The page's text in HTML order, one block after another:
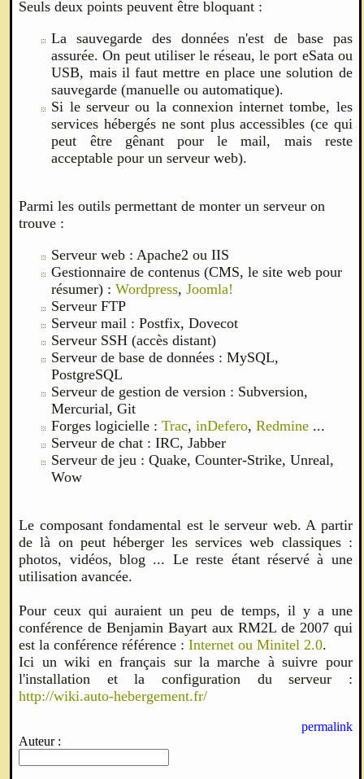
Seuls deux points peuvent être bloquant :
La sauvegarde des données n'est de base pas
assurée. On peut utiliser le réseau, le port eSata ou
USB, mais il faut mettre en place une solution de
sauvegarde (manuelle ou automatique).
Si le serveur ou la connexion internet tombe, les
services hébergés ne sont plus accessibles (ce qui
peut être gênant pour le mail, mais reste
acceptable pour un serveur web).
Parmi les outils permettant de monter un serveur on
trouve :
Serveur web : Apache2 ou IIS
Gestionnaire de contenus (CMS, le site web pour
résumer) :Wordpress,Joomla!
Serveur FTP
Serveur mail : Postfix, Dovecot
Serveur SSH (accès distant)
Serveur de base de données : MySQL,
PostgreSQL
Serveur de gestion de version : Subversion,
Mercurial, Git
Forges logicielle :Trac,inDefero,Redmine ...
Serveur de chat : IRC, Jabber
Serveur de jeu : Quake, Counter-Strike, Unreal,
Wow
Le composant fondamental est le serveur web. A partir
de là on peut héberger les services web classiques :
photos, vidéos, blog ... Le reste étant réservé à une
utilisation avancée.
Pour ceux qui auraient un peu de temps, il y a une
conférence de Benjamin Bayart aux RM2L de 2007 qui
est la conférence référence :Internet ou Minitel 2.0.
Ici un wiki en français sur la marche à suivre pour
l'installation et la configuration du serveur :
http://wiki.auto-hebergement.fr/
permalink
Auteur :